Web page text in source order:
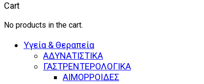
Cart
No products in the cart.
Υγεία & Θεραπεία
ΑΔΥΝΑΤΙΣΤΙΚΑ
ΓΑΣΤΡΕΝΤΕΡΟΛΟΓΙΚΑ
ΑΙΜΟΡΡΟΙΔΕΣ